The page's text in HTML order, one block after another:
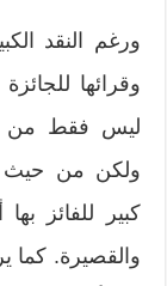
ورغم النقد
وقرائها
ليس فقط من
ولكن من حيث
كبير للفائز
والقصيرة. كما